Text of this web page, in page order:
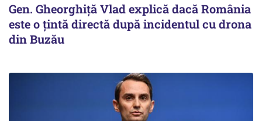
Gen. Gheorghiță Vlad explică dacă România
este o țintă directă după incidentul cu drona
din Buzău